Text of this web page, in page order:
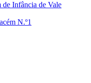
de Infância de Vale
N.º1